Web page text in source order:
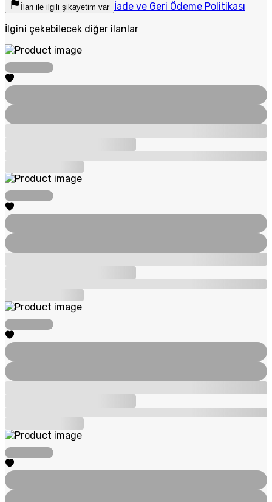
İlan ile ilgili şikayetim var İade ve Geri Ödeme Politikası
İlgini çekebilecek diğer ilanlar